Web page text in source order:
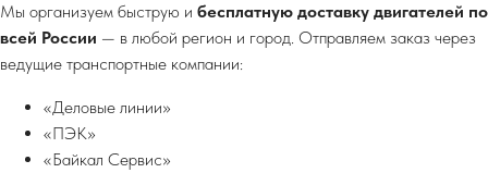
Мы организуем быструю и бесплатную доставку двигателей по
всей России — в любой регион и город. Отправляем заказ через
ведущие транспортные компании:
«Деловые линии»
«ПЭК»
«Байкал Сервис»